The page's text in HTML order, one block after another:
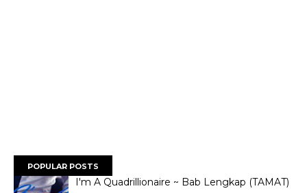
POPULAR POSTS
I'm A Quadrillionaire ~ Bab Lengkap (TAMAT)